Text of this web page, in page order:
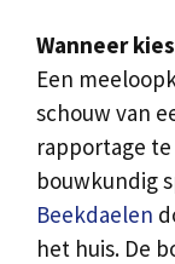
Wanneer
Een
schouw van
rapportage
bouwkundig
Beekdaelen
het huis. De